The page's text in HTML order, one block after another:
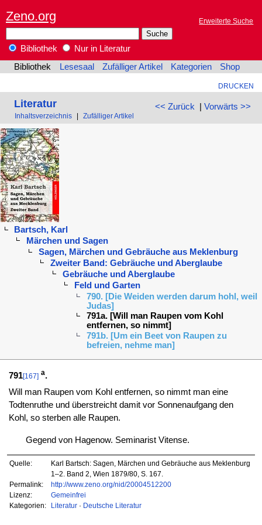
Zeno.org Erweiterte Suche
Bibliothek
Nur in Literatur
Bibliothek
Lesesaal Zufälliger Artikel Kategorien Shop
DRUCKEN
<< Zurück | Vorwärts >>
Literatur
Inhaltsverzeichnis Zufälliger Artikel
Bartsch, Karl
Märchen und Sagen
Sagen, Märchen und Gebräuche aus Meklenburg
Zweiter Band: Gebräuche und Aberglaube
Gebräuche und Aberglaube
Feld und Garten
790. [Die Weiden werden darum hohl, weil
Judas]
791a. [Will man Raupen vom Kohl
entfernen, so nimmt]
791b. [Um ein Beet von Raupen zu
befreien, nehme man]
791[167] a.
Will man Raupen vom Kohl entfernen, so nimmt man eine
Todtenruthe und überstreicht damit vor Sonnenaufgang den
Kohl, so sterben alle Raupen.
Gegend von Hagenow. Seminarist Vitense.
Quelle:
Karl Bartsch: Sagen, Märchen und Gebräuche aus Meklenburg
1–2. Band 2, Wien 1879/80, S. 167.
Permalink:
http://www.zeno.org/nid/20004512200
Lizenz:
Gemeinfrei
Kategorien:
Literatur· Deutsche Literatur